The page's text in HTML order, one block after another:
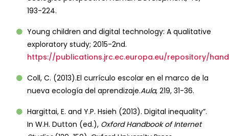
193-224.
Young children and digital technology: A qualitative
exploratory study; 2015-2nd.
https://publications.jrc.ec.europa.eu/repository/
Coll, C. (2013).El currículo escolar en el marco de la
nueva ecología del aprendizaje.Aula, 219, 31-36.
Hargittai, E. and Y.P. Hsieh (2013). Digital inequality”.
In W.H. Dutton (ed.), Oxford Handbook of Internet